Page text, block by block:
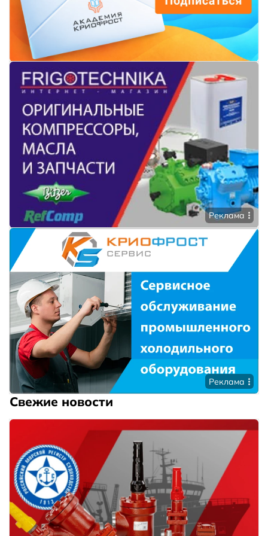
Реклама
Реклама
Свежие новости